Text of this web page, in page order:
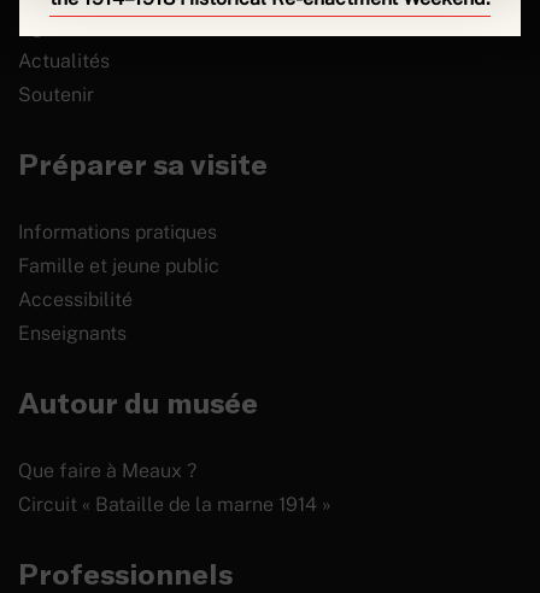
Actualités
Soutenir
Préparer sa visite
Informations pratiques
Famille et jeune public
Accessibilité
Enseignants
Autour du musée
Que faire à Meaux ?
Circuit « Bataille de la marne 1914 »
Professionnels